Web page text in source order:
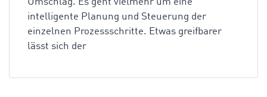
Umschlag. Es geht vielmehr um eine
intelligente Planung und Steuerung der
einzelnen Prozessschritte. Etwas greifbarer
lässt sich der